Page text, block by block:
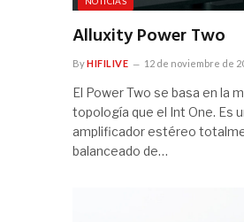
Alluxity Power Two
ByHIFILIVE 12 de noviembre de
El Power Two se basa en la
topología que el Int One. Es
amplificador estéreo
balanceado de…